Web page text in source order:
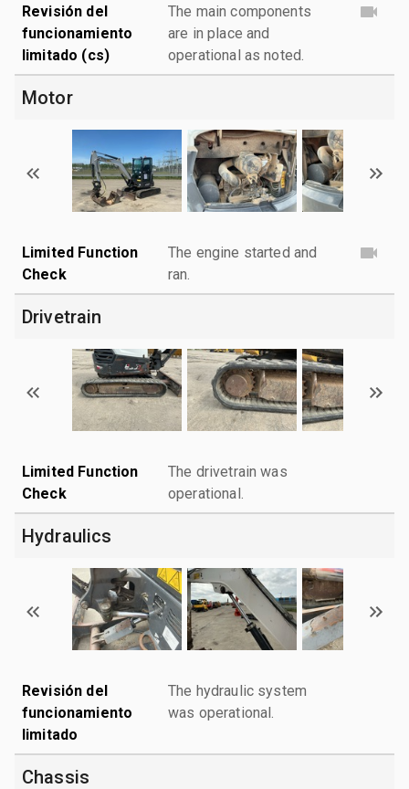
Revisión del
funcionamiento
limitado (cs)
The main components
are in place and
operational as noted.
Motor
Limited Function
Check
The engine started and
ran.
Drivetrain
Limited Function
Check
The drivetrain was
operational.
Hydraulics
Revisión del
funcionamiento
limitado
The hydraulic system
was operational.
Chassis